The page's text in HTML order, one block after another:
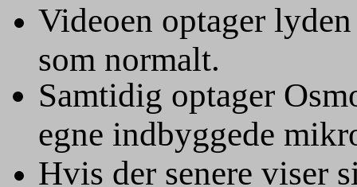
Videoen optager
som normalt.
Samtidig optager
egne indbyggede
Hvis der senere viser